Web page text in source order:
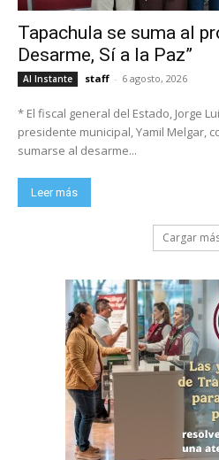
Tapachula se suma al
Desarme, Sí a la Paz”
Al Instante staff - 6 agosto, 2026
* El fiscal general del Estado, Jorge
presidente municipal, Yamil Melgar,
sumarse al desarme...
Leer más
Cargar